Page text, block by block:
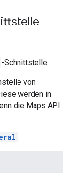
-Schnittstelle
von
werden in
die Maps API
.